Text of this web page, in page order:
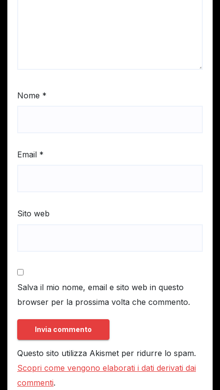
Nome *
Email *
Sito web
Salva il mio nome, email e sito web in questo
browser per la prossima volta che commento.
Questo sito utilizza Akismet per ridurre lo spam.
Scopri come vengono elaborati i dati derivati dai
commenti.